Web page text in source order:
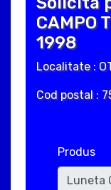
CAMPO
1998
Localitate :
Cod postal :
Produs